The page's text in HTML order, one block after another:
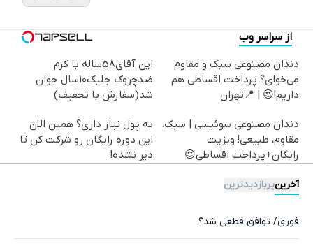
از سراسر وب
دندان مصنوعی سبک و مقاوم
می‌خوای؟ پرداخت اقساطی هم
داریم!😍 | 📍تهران
این آقای58ساله با کرم
ضدچروک جلبک10سال جوان
شد(سفارش با تخفیف)
دندان مصنوعی سوئیسی | سبک،
مقاوم، طبیعی! ویزیت
رایگان+پرداخت اقساطی😍
به پول نیاز داری؟ همین الان
این دوره رایگان رو شرکت کن تا
دیر نشده!
آخرینپربازدیدترین
فوری/ توافق قطعی شد؟